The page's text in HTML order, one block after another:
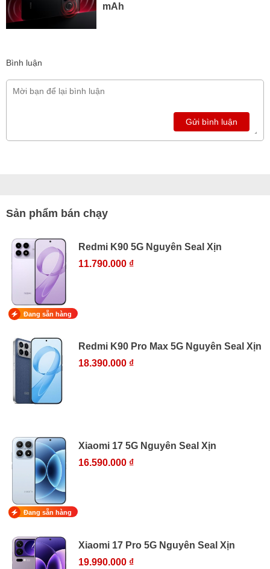
mAh
Bình luận
Gửi bình luận
Sản phẩm bán chạy
Redmi K90 5G Nguyên Seal Xịn
11.790.000 ₫
Đang sẵn hàng
Redmi K90 Pro Max 5G Nguyên Seal Xịn
18.390.000 ₫
Xiaomi 17 5G Nguyên Seal Xịn
16.590.000 ₫
Đang sẵn hàng
Xiaomi 17 Pro 5G Nguyên Seal Xịn
19.990.000 ₫